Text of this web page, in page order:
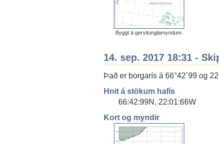
Byggt á gervitunglamyndum.
14. sep. 2017 18:31 -
Það er borgarís á 66°42´99 og
Hnit á stökum hafís
66:42:99N, 22:01:66W
Kort og myndir